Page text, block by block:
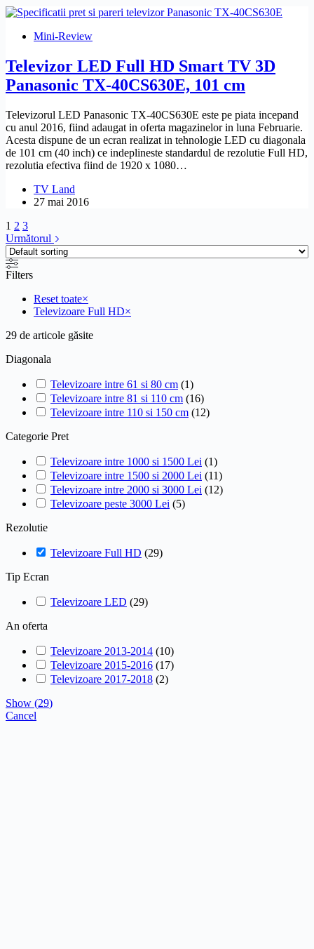
Mini-Review
Televizor LED Full HD Smart TV 3D
Panasonic TX-40CS630E, 101 cm
Televizorul LED Panasonic TX-40CS630E este pe piata incepand
cu anul 2016, fiind adaugat in oferta magazinelor in luna Februarie.
Acesta dispune de un ecran realizat in tehnologie LED cu diagonala
de 101 cm (40 inch) ce indeplineste standardul de rezolutie Full HD,
rezolutia efectiva fiind de 1920 x 1080…
TV Land
27 mai 2016
1 2 3
Următorul
Filters
Reset toate×
Televizoare Full HD×
29 de articole găsite
Diagonala
Televizoare intre 61 si 80 cm (1)
Televizoare intre 81 si 110 cm (16)
Televizoare intre 110 si 150 cm (12)
Categorie Pret
Televizoare intre 1000 si 1500 Lei (1)
Televizoare intre 1500 si 2000 Lei (11)
Televizoare intre 2000 si 3000 Lei (12)
Televizoare peste 3000 Lei (5)
Rezolutie
Televizoare Full HD (29)
Tip Ecran
Televizoare LED (29)
An oferta
Televizoare 2013-2014 (10)
Televizoare 2015-2016 (17)
Televizoare 2017-2018 (2)
Show (29)
Cancel